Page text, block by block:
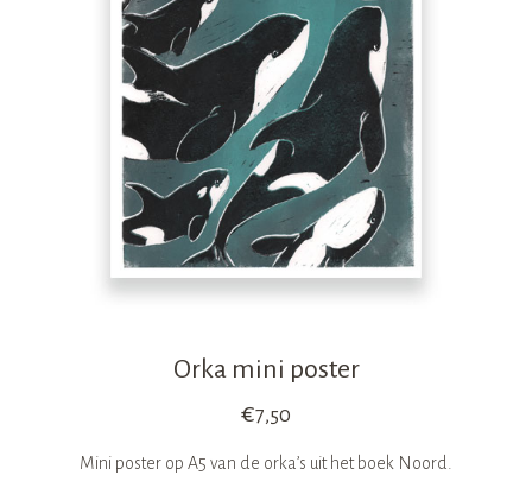
Orka mini poster
€7,50
Mini poster op A5 van de orka’s uit het boek Noord.